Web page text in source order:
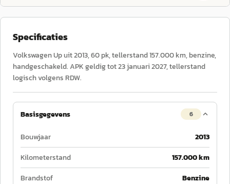
Specificaties
Volkswagen Up uit 2013, 60 pk, tellerstand 157.000 km, benzine,
handgeschakeld. APK geldig tot 23 januari 2027, tellerstand
logisch volgens RDW.
Basisgegevens 6
Bouwjaar
2013
Kilometerstand
157.000 km
Brandstof
Benzine